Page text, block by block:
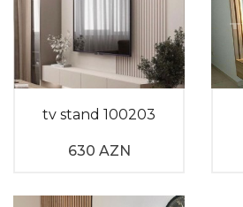
Televizor alti qiymetleri –
həyat tərzinin yayılmasına
qonaq və yataq otaqlarında
səbəb oldu. Vaxtımızın böyül
insanları yormayan bir şəkildə
vəziyyətdə otağın dizaynını
şəkildə yerləşdirilməsi önəmli
tv stand 100203
630 AZN